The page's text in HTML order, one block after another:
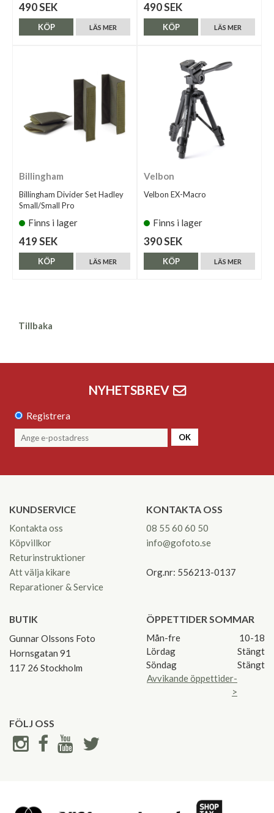
490 SEK
LÄS MER
KÖP
490 SEK
LÄS MER
KÖP
Billingham
Billingham Divider Set Hadley
Small/Small Pro
Finns i lager
419 SEK
LÄS MER
KÖP
Velbon
Velbon EX-Macro
Finns i lager
390 SEK
LÄS MER
KÖP
Tillbaka
NYHETSBREV
Registrera
OK
KUNDSERVICE
Kontakta oss
Köpvillkor
Returinstruktioner
Att välja kikare
Reparationer & Service
KONTAKTA OSS
08 55 60 60 50
info@gofoto.se
Org.nr: 556213-0137
BUTIK
Gunnar Olssons Foto
Hornsgatan 91
117 26 Stockholm
ÖPPETTIDER SOMMAR
Mån-fre
10-18
Lördag
Stängt
Söndag
Stängt
Avvikande öppettider-
>
FÖLJ OSS